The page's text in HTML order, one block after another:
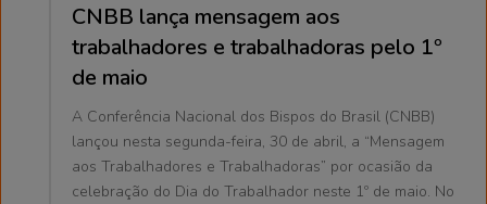
CNBB lança mensagem aos
trabalhadores e trabalhadoras pelo 1º
de maio
A Conferência Nacional dos Bispos do Brasil (CNBB)
lançou nesta segunda-feira, 30 de abril, a “Mensagem
aos Trabalhadores e Trabalhadoras” por ocasião da
celebração do Dia do Trabalhador neste 1º de maio. No